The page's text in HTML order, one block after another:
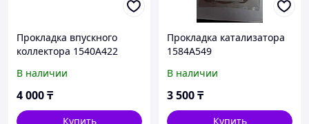
Прокладка впускного
коллектора 1540A422
В наличии
4 000₸
Купить
Прокладка катализатора
1584A549
В наличии
3 500₸
Купить